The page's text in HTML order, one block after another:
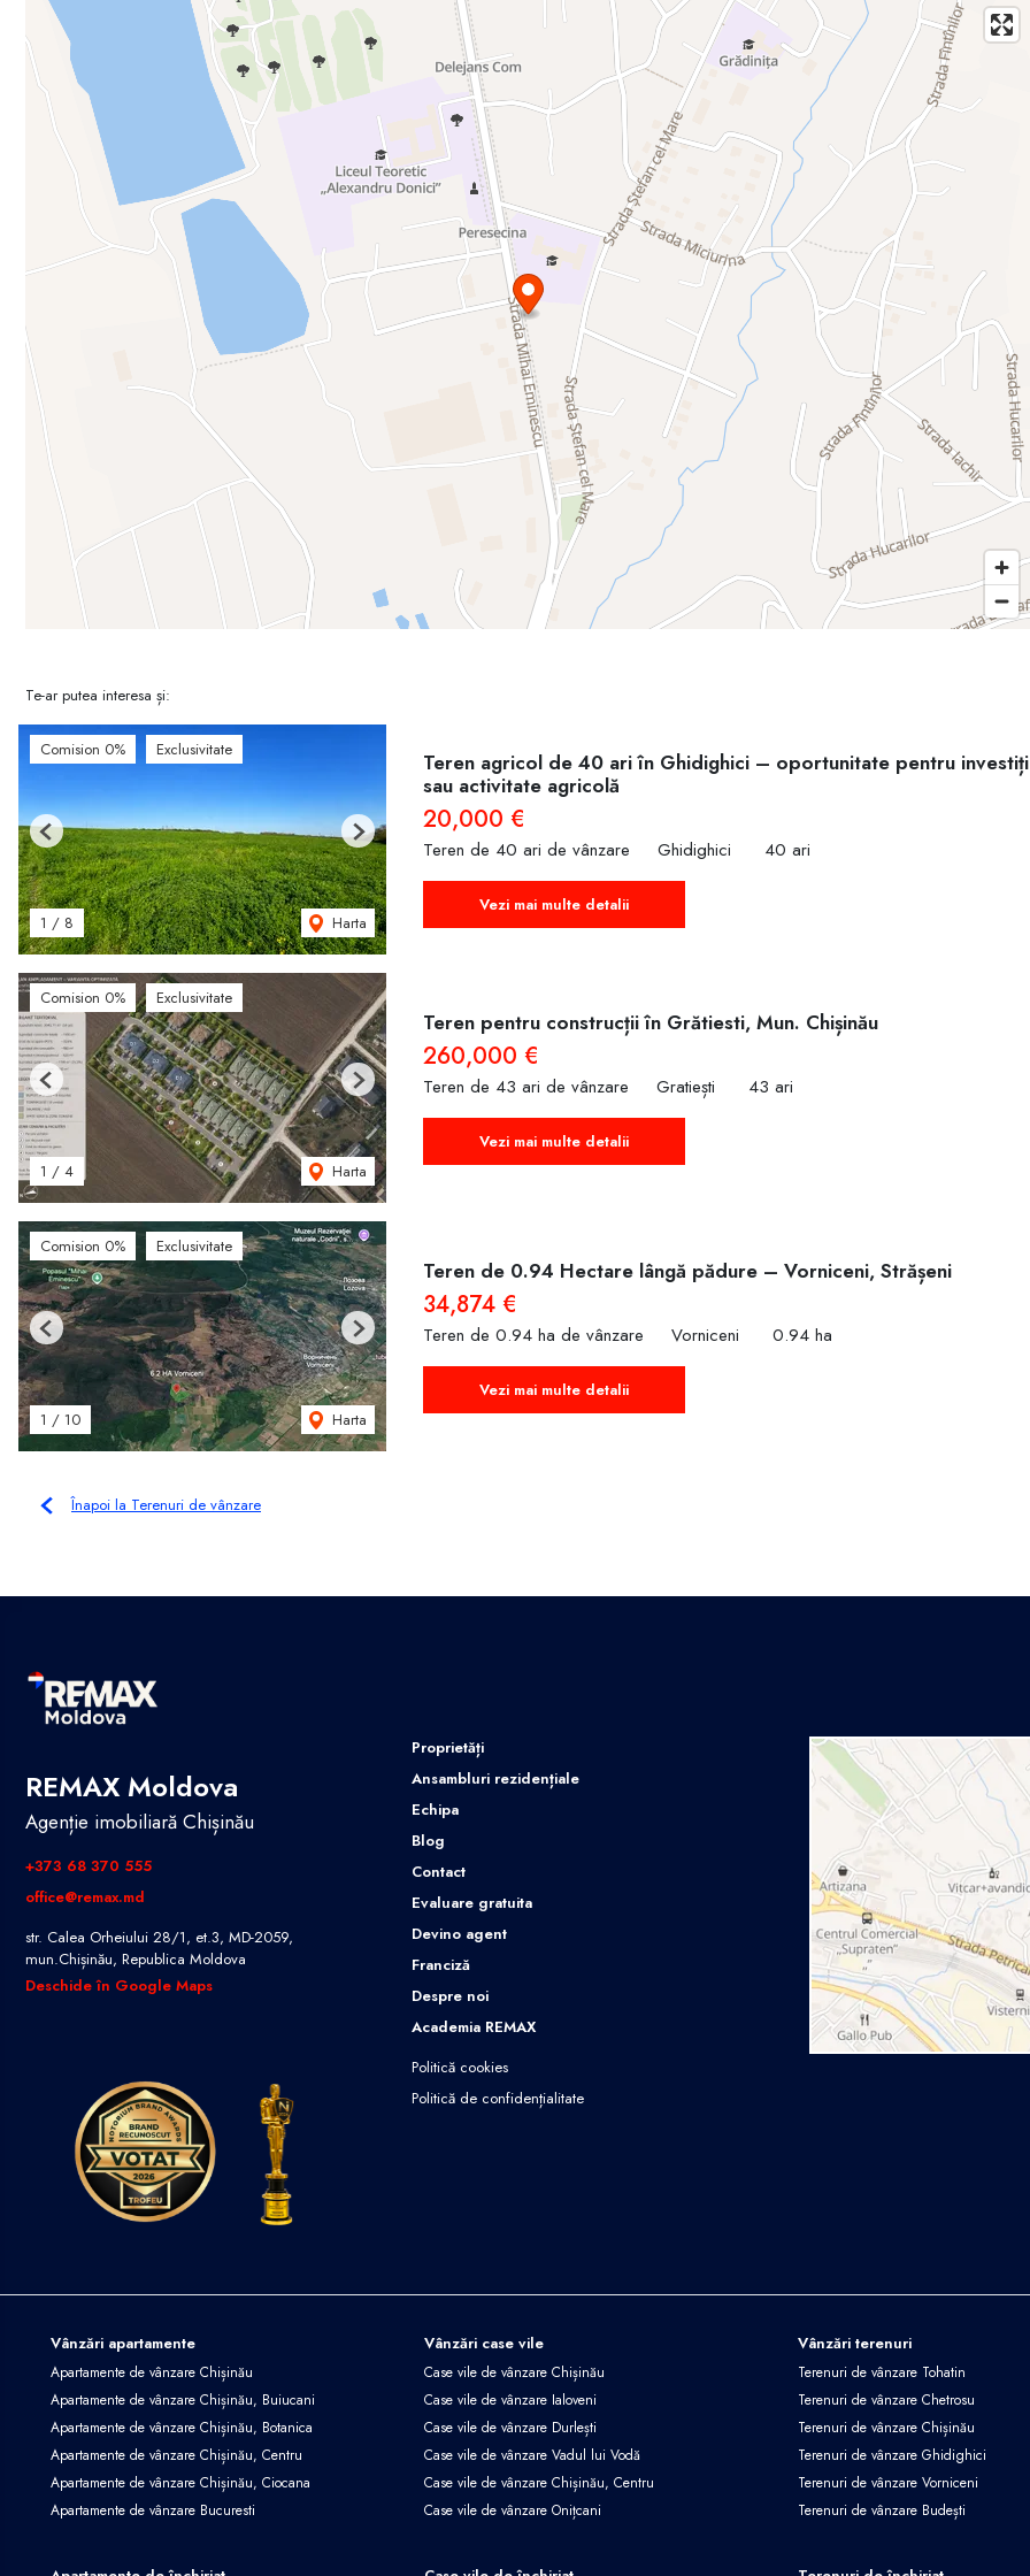
✔ Documentație clară și disponibilitate imediată pentru dezvoltare
Te-ar putea interesa și:
Comision 0% Exclusivitate
1 / 8 Harta
Previous Next
Teren agricol de 40 ari în Ghidighici – oportunitate pentru
sau activitate agricolă
20,000 €
Teren de 40 ari de vânzare Ghidighici 40 ari
Vezi mai multe detalii
Comision 0% Exclusivitate
1 / 4 Harta
Previous Next
Teren pentru construcții în Grătiesti, Mun. Chișinău
260,000 €
Teren de 43 ari de vânzare Gratiești 43 ari
Vezi mai multe detalii
Comision 0% Exclusivitate
1 / 10 Harta
Previous Next
Teren de 0.94 Hectare lângă pădure – Vorniceni, Strășeni
34,874 €
Teren de 0.94 ha de vânzare Vorniceni 0.94 ha
Vezi mai multe detalii
Înapoi la Terenuri de vânzare
REMAX Moldova
Agenție imobiliară Chișinău
+373 68 370 555
office@remax.md
str. Calea Orheiului 28/1, et.3, MD-2059,
mun.Chișinău, Republica Moldova
Deschide în Google Maps
Proprietăți
Ansambluri rezidențiale
Echipa
Blog
Contact
Evaluare gratuita
Devino agent
Franciză
Despre noi
Academia REMAX
Politică cookies
Politică de confidențialitate
Vânzări apartamente
Apartamente de vânzare Chișinău
Apartamente de vânzare Chișinău, Buiucani
Apartamente de vânzare Chișinău, Botanica
Apartamente de vânzare Chișinău, Centru
Apartamente de vânzare Chișinău, Ciocana
Apartamente de vânzare Bucuresti
Vânzări case vile
Case vile de vânzare Chișinău
Case vile de vânzare Ialoveni
Case vile de vânzare Durlești
Case vile de vânzare Vadul lui Vodă
Case vile de vânzare Chișinău, Centru
Case vile de vânzare Onițcani
Vânzări terenuri
Terenuri de vânzare Tohatin
Terenuri de vânzare Chetrosu
Terenuri de vânzare Chișinău
Terenuri de vânzare Ghidighici
Terenuri de vânzare Vorniceni
Terenuri de vânzare Budești